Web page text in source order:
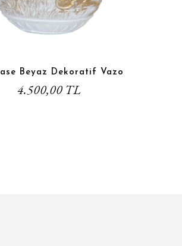
Beyaz Dekoratif Vazo
4.500,00 TL